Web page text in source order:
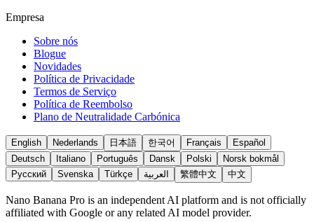
Empresa
Sobre nós
Blogue
Novidades
Política de Privacidade
Termos de Serviço
Política de Reembolso
Plano de Neutralidade Carbónica
English Nederlands 日本語 한국어 Français
Español
Deutsch
Italiano Português Dansk Polski
Norsk bokmål
Русский
Svenska Türkçe العربية 繁體中文 中文
Nano Banana Pro is an independent AI platform and is not officially
affiliated with Google or any related AI model provider.